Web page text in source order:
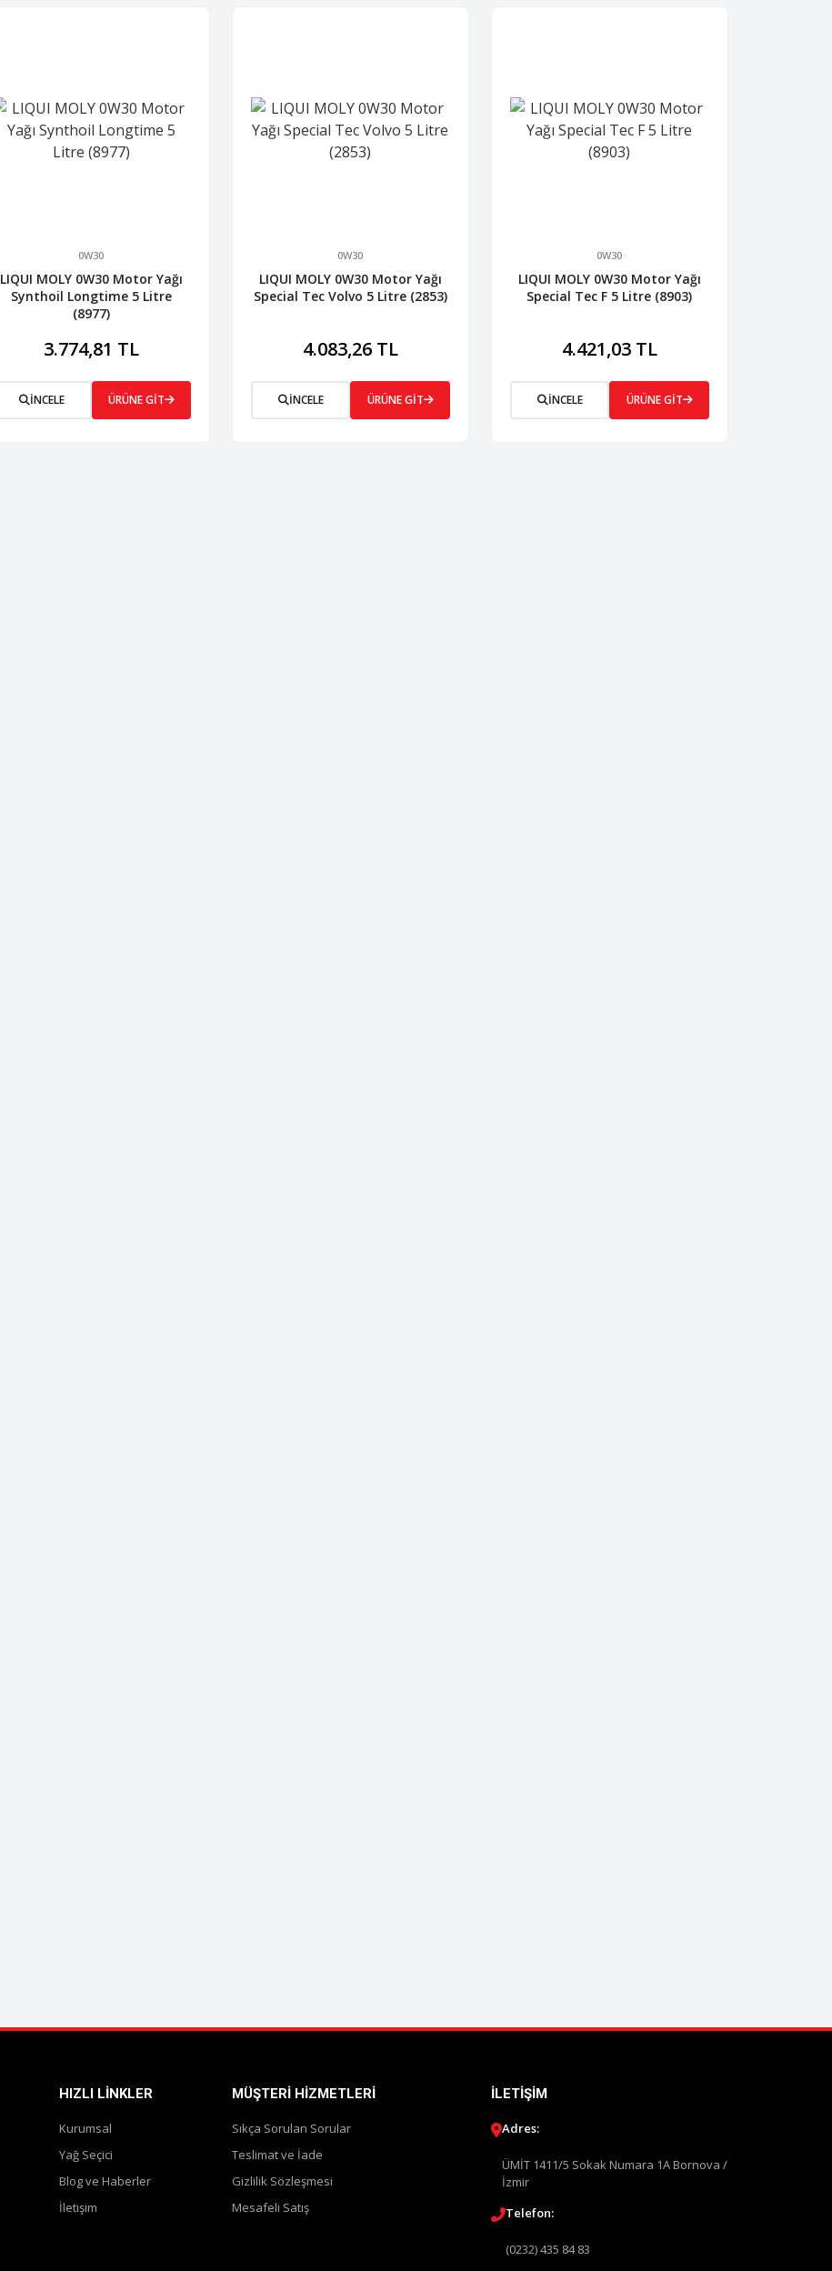
0W30
LIQUI MOLY 0W30 Motor Yağı
Synthoil Longtime 5 Litre
(8977)
3.774,81 TL
İNCELE ÜRÜNE GİT
0W30
LIQUI MOLY 0W30 Motor Yağı
Special Tec Volvo 5 Litre (2853)
4.083,26 TL
İNCELE ÜRÜNE GİT
0W30
LIQUI MOLY 0W30 Motor Yağı
Special Tec F 5 Litre (8903)
4.421,03 TL
İNCELE ÜRÜNE GİT
HIZLI LINKLER
Kurumsal
Yağ Seçici
Blog ve Haberler
İletişim
MÜŞTERI HIZMETLERI
Sıkça Sorulan Sorular
Teslimat ve İade
Gizlilik Sözleşmesi
Mesafeli Satış
İLETIŞIM
Adres:
ÜMİT 1411/5 Sokak Numara 1A Bornova /
İzmir
Telefon:
(0232) 435 84 83